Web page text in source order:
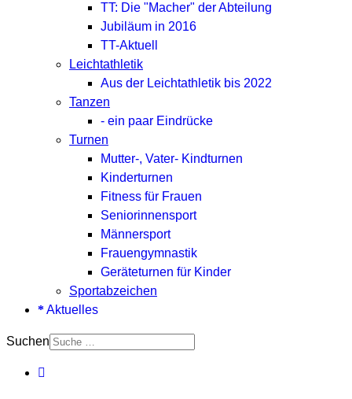
TT: Die "Macher" der Abteilung
Jubiläum in 2016
TT-Aktuell
Leichtathletik
Aus der Leichtathletik bis 2022
Tanzen
- ein paar Eindrücke
Turnen
Mutter-, Vater- Kindturnen
Kinderturnen
Fitness für Frauen
Seniorinnensport
Männersport
Frauengymnastik
Geräteturnen für Kinder
Sportabzeichen
Aktuelles
Suchen